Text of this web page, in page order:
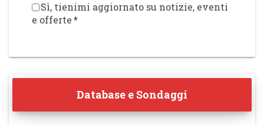
Sì, tienimi aggiornato su notizie, eventi
e offerte*
Database e Sondaggi